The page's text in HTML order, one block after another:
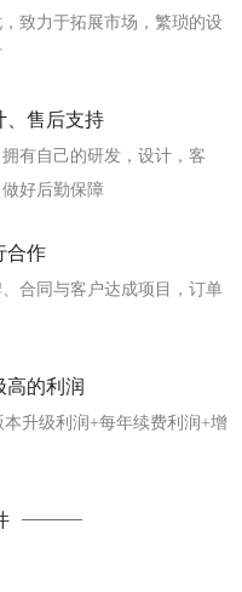
致力于拓展市场，繁琐的设
、售后支持
有自己的研发，设计，客
好后勤保障
合作
合同与客户达成项目，订单
高的利润
升级利润+每年续费利润+增